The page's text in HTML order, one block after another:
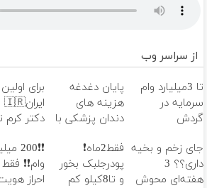
از سراسر وب
تا 3میلیارد وام
سرمایه در
گردش
فروشگاهت رو
ثبت کن
پایان دغدغه
هزینه های
دندان پزشکی با
کننده خانگی
برای اولین
دکتر کرم
ساخت!
جای زخم و بخیه
داری؟؟ 3
هفته‌ای محوش
فقط2ماه❗
پودرجلبک بخور
و تا8کیلو کم
وام❗❗ فقط
احراز